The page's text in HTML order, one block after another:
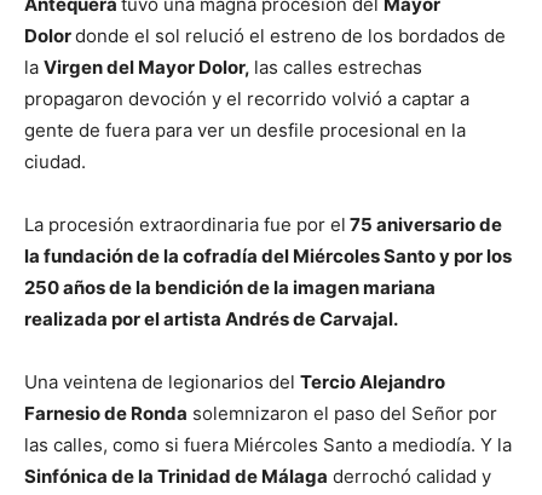
Antequera tuvo una magna procesión del Mayor
Dolordonde el sol relució el estreno de los bordados de
la Virgen del Mayor Dolor, las calles estrechas
propagaron devoción y el recorrido volvió a captar a
gente de fuera para ver un desfile procesional en la
ciudad.
La procesión extraordinaria fue por el 75 aniversario de
la fundación de la cofradía del Miércoles Santo y por los
250 años dela bendición de la imagen mariana
realizada por el artista Andrés de Carvajal.
Una veintena de legionarios del Tercio Alejandro
Farnesio de Ronda solemnizaron el paso del Señor por
las calles, como si fuera Miércoles Santo a mediodía. Y la
Sinfónica de la Trinidad de Málaga derrochó calidad y